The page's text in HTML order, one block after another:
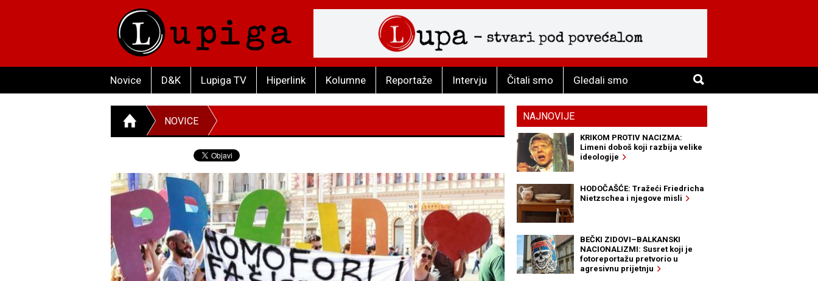
Novice D&K Lupiga TV Hiperlink Kolumne Reportaže Intervju Čitali smo Gledali smo
NOVICE NAJNOVIJE
KRIKOM PROTIV NACIZMA:
Limeni doboš koji razbija velike
ideologije
HODOČAŠĆE: Tražeći Friedricha
Nietzschea i njegove misli
BEČKI ZIDOVI–BALKANSKI
NACIONALIZMI: Susret koji je
fotoreportažu pretvorio u
agresivnu prijetnju